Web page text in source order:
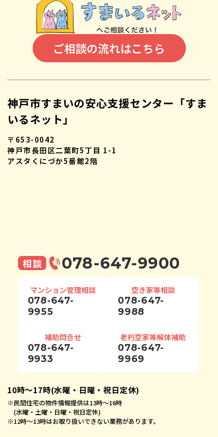
ご相談の流れはこちら
神戸市すまいの安心支援センター「すま
いるネット」
〒653-0042
神戸市長田区二葉町5丁目 1-1
アスタくにづか5番館2階
相談 078-647-9900
マンション管理相談
078-647-
9955
空き家等相談
078-647-
9988
補助問合せ
078-647-
9933
老朽空家等解体補助
078-647-
9969
10時〜17時(水曜・日曜・祝日定休)
※民間住宅の物件情報提供は13時〜16時
(水曜・土曜・日曜・祝日定休)
※12時〜13時はお取り扱いできない業務があります。